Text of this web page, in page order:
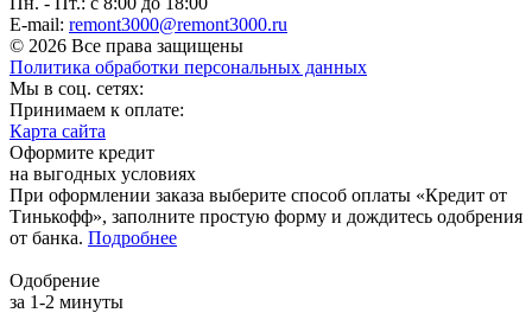
E-mail: remont3000@remont3000.ru
© 2026 Все права защищены
Политика обработки персональных данных
Мы в соц. сетях:
Принимаем к оплате:
Карта сайта
Оформите кредит
на выгодных условиях
При оформлении заказа выберите способ оплаты «Кредит от
Тинькофф», заполните простую форму и дождитесь одобрения
от банка. Подробнее
Одобрение
за 1-2 минуты